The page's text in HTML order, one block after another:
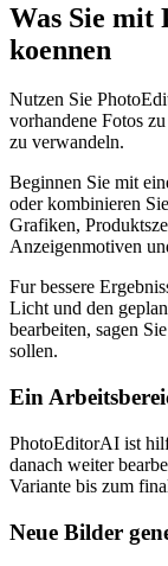
Was Sie mit
koennen
Nutzen Sie
vorhandene Fotos
zu verwandeln.
Beginnen Sie mit
oder kombinieren
Grafiken,
Anzeigenmotiven
Fur bessere
Licht und den
bearbeiten, sagen
sollen.
Ein
PhotoEditorAI ist
danach weiter
Variante bis zum
Neue Bilder